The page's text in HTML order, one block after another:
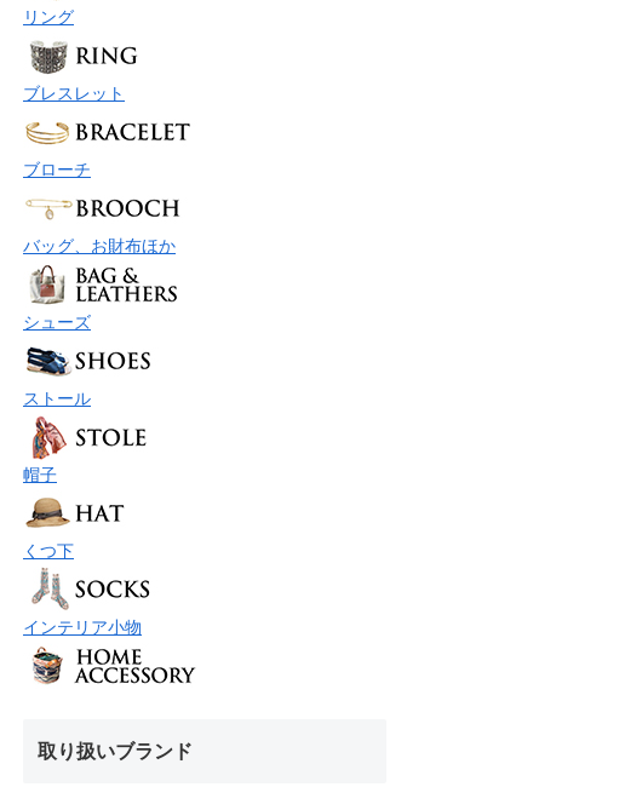
リング
ブレスレット
ブローチ
バッグ、お財布ほか
シューズ
ストール
帽子
くつ下
インテリア小物
取り扱いブランド